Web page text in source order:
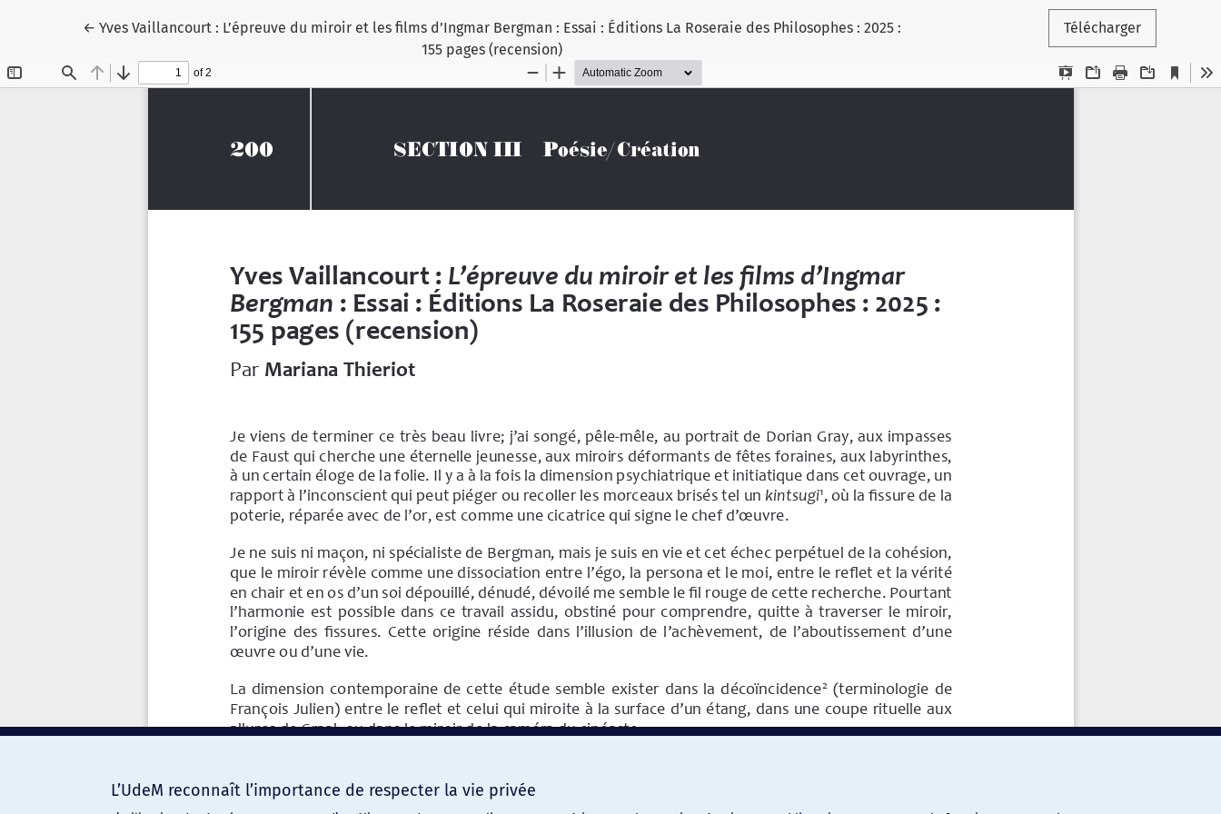
← Retourner aux renseignements sur l'article
Yves Vaillancourt : L’épreuve du miroir et les films d’Ingmar Bergman : Essai : Éditions La Roseraie des Philosophes : 2025 :
155 pages (recension)
Télécharger
Paramètres des témoins
L’UdeM reconnaît l’importance de respecter la vie privée